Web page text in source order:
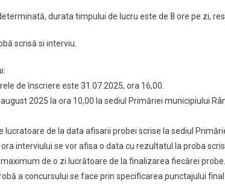
durata timpului de lucru este de 8 ore pe zi,
scrisă si interviu.
de înscriere este 31.07.2025, ora 16,00.
2025 la ora 10,00 la sediul Primăriei municipiului
lucratoare de la data afisarii probei scrise la sediul
interviului se vor afisa o data cu rezultatul la proba
de o zi lucrătoare de la finalizarea fiecărei probe.
a concursului se face prin specificarea punctajului